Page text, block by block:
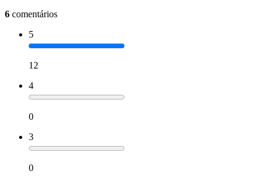
6 comentários
5
12
4
0
3
0